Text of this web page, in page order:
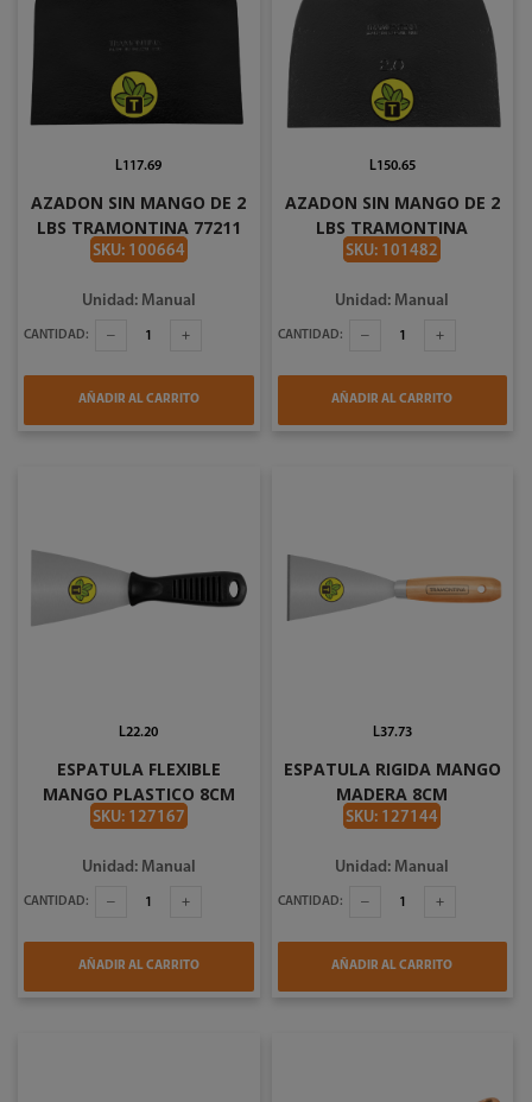
AZADON SIN MANGO DE 2
LBS TRAMONTINA 77211
204
SKU: 100664
L117.69
Unidad: Manual
CANTIDAD:
AÑADIR AL CARRITO
AZADON SIN MANGO DE 2
LBS TRAMONTINA
77213/204
SKU: 101482
L150.65
Unidad: Manual
CANTIDAD:
AÑADIR AL CARRITO
ESPATULA FLEXIBLE
MANGO PLASTICO 8CM
TRAMONTINA 77396 085
SKU: 127167
L22.20
Unidad: Manual
CANTIDAD:
AÑADIR AL CARRITO
ESPATULA RIGIDA MANGO
MADERA 8CM
TRAMONTINA 77394 085
SKU: 127144
L37.73
Unidad: Manual
CANTIDAD:
AÑADIR AL CARRITO